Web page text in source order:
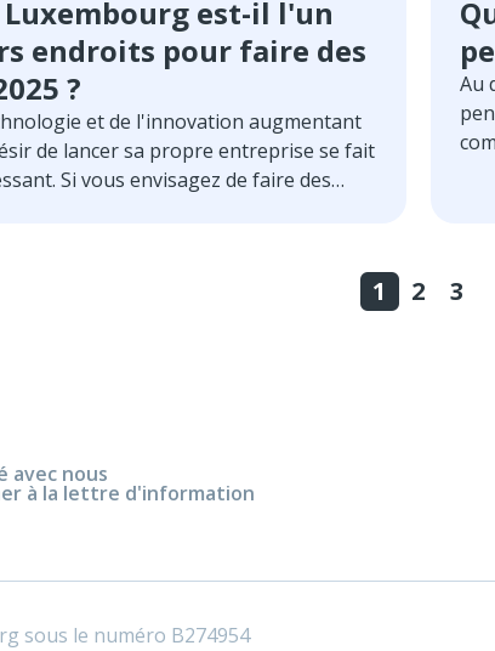
est-il l'un
endroits pour faire des
?
et de l'innovation augmentant
de lancer sa propre entreprise se fait
Si vous envisagez de faire des
Au
1 2 3
avec nous
à la lettre d'information
sous le numéro B274954